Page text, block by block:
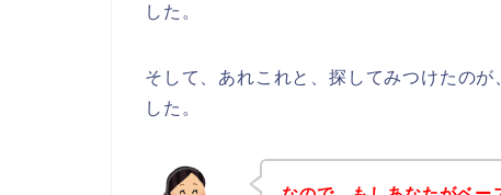
した。
そして、あれこれと、探してみつけたの
した。